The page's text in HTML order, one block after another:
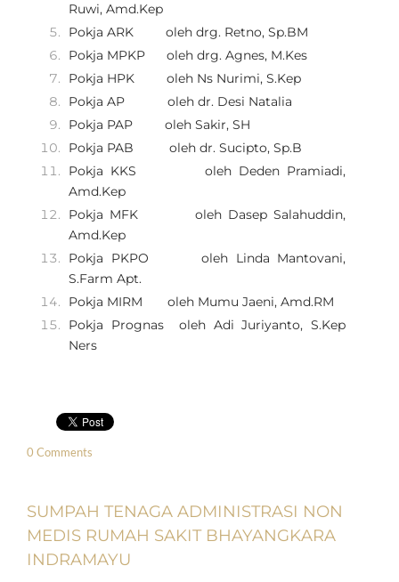
Ruwi, Amd.Kep
Pokja ARK oleh drg. Retno, Sp.BM
Pokja MPKP oleh drg. Agnes, M.Kes
Pokja HPK oleh Ns Nurimi, S.Kep
Pokja AP oleh dr. Desi Natalia
Pokja PAP oleh Sakir, SH
Pokja PAB oleh dr. Sucipto, Sp.B
Pokja KKS oleh Deden Pramiadi,
Amd.Kep
Pokja MFK oleh Dasep Salahuddin,
Amd.Kep
Pokja PKPO oleh Linda Mantovani,
S.Farm Apt.
Pokja MIRM oleh Mumu Jaeni, Amd.RM
Pokja Prognas oleh Adi Juriyanto, S.Kep
Ners
0 Comments
SUMPAH TENAGA ADMINISTRASI NON
MEDIS RUMAH SAKIT BHAYANGKARA
INDRAMAYU